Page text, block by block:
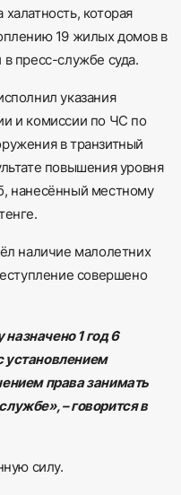
которая
19 жилых домов в
пресс-службе суда.
указания
и комиссии по ЧС по
в транзитный
повышения уровня
нанесённый местному
наличие малолетних
совершено
1 год 6
установлением
права занимать
– говорится в
силу.